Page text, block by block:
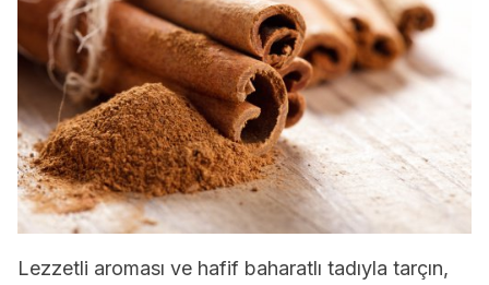
Lezzetli aroması ve hafif baharatlı tadıyla tarçın,